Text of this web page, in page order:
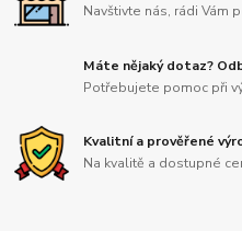
Navštivte nás, rádi Vám
Máte nějaký dotaz?
Potřebujete pomoc při
Kvalitní a prověřené
Na kvalitě a dostupné